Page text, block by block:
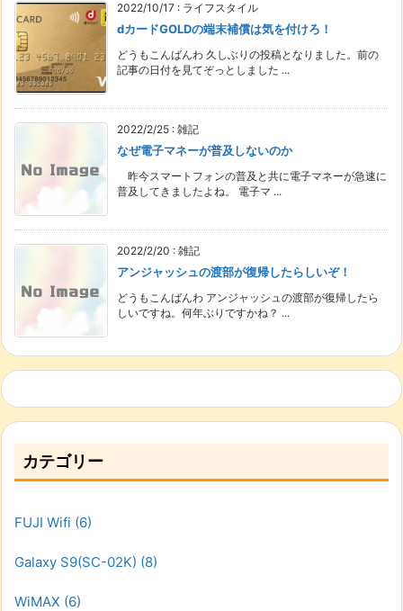
2022/10/17 : ライフスタイル
dカードGOLDの端末補償は気を付けろ！
どうもこんばんわ 久しぶりの投稿となりました。前の
記事の日付を見てぞっとしました ...
2022/2/25 : 雑記
なぜ電子マネーが普及しないのか
昨今スマートフォンの普及と共に電子マネーが急速に
普及してきましたよね。 電子マ ...
2022/2/20 : 雑記
アンジャッシュの渡部が復帰したらしいぞ！
どうもこんばんわ アンジャッシュの渡部が復帰したら
しいですね。何年ぶりですかね？ ...
カテゴリー
FUJI Wifi (6)
Galaxy S9(SC-02K) (8)
WiMAX (6)